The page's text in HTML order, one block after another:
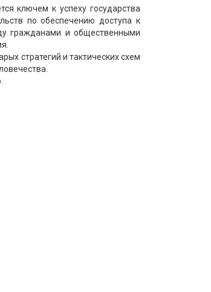
ключем к успеху государства
по обеспечению доступа к
гражданами и общественными
стратегий и тактических схем